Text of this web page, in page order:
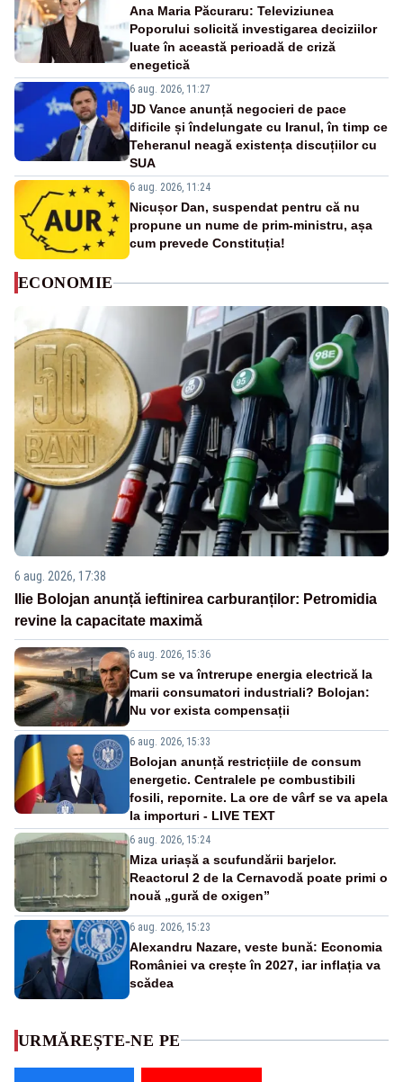
Ana Maria Păcuraru: Televiziunea
Poporului solicită investigarea deciziilor
luate în această perioadă de criză
enegetică
6 aug. 2026, 11:27
JD Vance anunță negocieri de pace
dificile și îndelungate cu Iranul, în timp ce
Teheranul neagă existența discuțiilor cu
SUA
6 aug. 2026, 11:24
Nicușor Dan, suspendat pentru că nu
propune un nume de prim-ministru, așa
cum prevede Constituția!
ECONOMIE
6 aug. 2026, 17:38
Ilie Bolojan anunță ieftinirea carburanților: Petromidia
revine la capacitate maximă
6 aug. 2026, 15:36
Cum se va întrerupe energia electrică la
marii consumatori industriali? Bolojan:
Nu vor exista compensații
6 aug. 2026, 15:33
Bolojan anunță restricțiile de consum
energetic. Centralele pe combustibili
fosili, repornite. La ore de vârf se va apela
la importuri - LIVE TEXT
6 aug. 2026, 15:24
Miza uriașă a scufundării barjelor.
Reactorul 2 de la Cernavodă poate primi o
nouă „gură de oxigen”
6 aug. 2026, 15:23
Alexandru Nazare, veste bună: Economia
României va crește în 2027, iar inflația va
scădea
URMĂREȘTE-NE PE